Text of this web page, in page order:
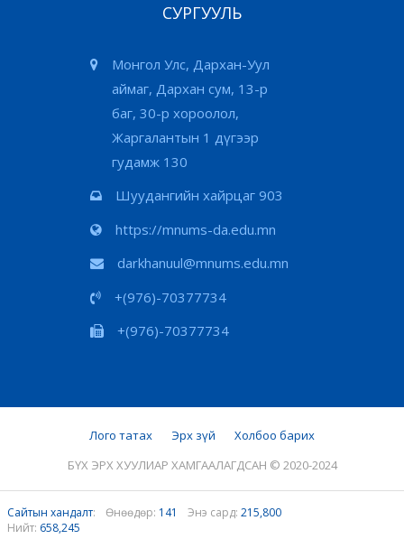
СУРГУУЛЬ
Монгол Улс, Дархан-Уул
аймаг, Дархан сум, 13-р
баг, 30-р хороолол,
Жаргалантын 1 дүгээр
гудамж 130
Шуудангийн хайрцаг 903
https://mnums-da.edu.mn
darkhanuul@mnums.edu.mn
+(976)-70377734
+(976)-70377734
Лого татах Эрх зүй
Холбоо барих
БҮХ ЭРХ ХУУЛИАР ХАМГААЛАГДСАН © 2020-2024
Сайтын хандалт: Өнөөдөр: 141 Энэ сард: 215,800
Нийт: 658,245